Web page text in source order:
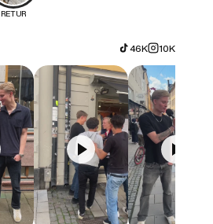
RETUR
46K 10K